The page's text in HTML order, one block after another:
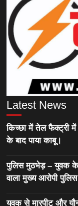
Latest News
किच्छा में तेल फैक्ट्री
के बाद पाया काबू।
पुलिस मुठभेड़ – युवक
वाला मुख्य आरोपी
युवक से मारपीट और